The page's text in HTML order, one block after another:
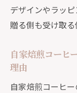
時間を
デザインやラッピ
贈る側も受け取る
自家焙煎コーヒ
理由
自家焙煎コーヒ